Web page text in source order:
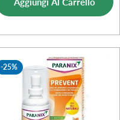
-25%